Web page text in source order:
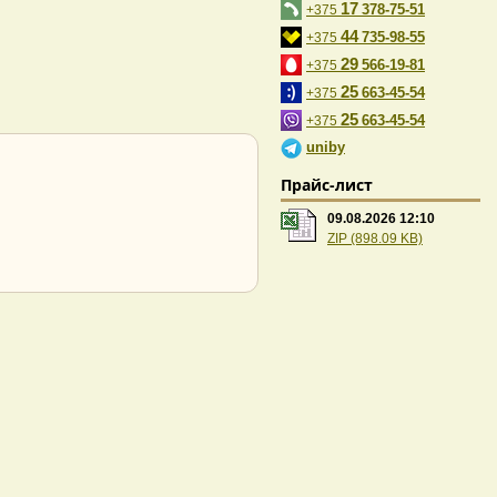
+375 17 378-75-51
+375 44 735-98-55
+375 29 566-19-81
+375 25 663-45-54
+375 25 663-45-54
uniby
Прайс-лист
09.08.2026 12:10
ZIP (898.09 KB)